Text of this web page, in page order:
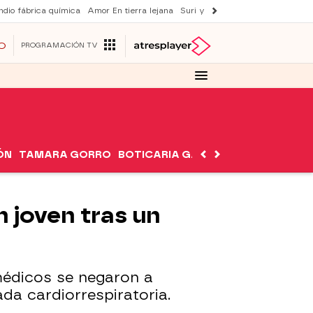
fábrica química Amor En tierra lejana Suri y Tom Cruise
PROGRAMACIÓN TV
TAMARA GORRO BOTICARIA GARCÍA
joven tras un
se negaron a
cardiorrespiratoria.